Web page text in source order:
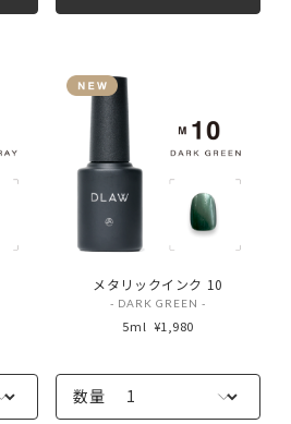
メタリックインク 10
- DARK GREEN -
5ml ¥1,980
数量